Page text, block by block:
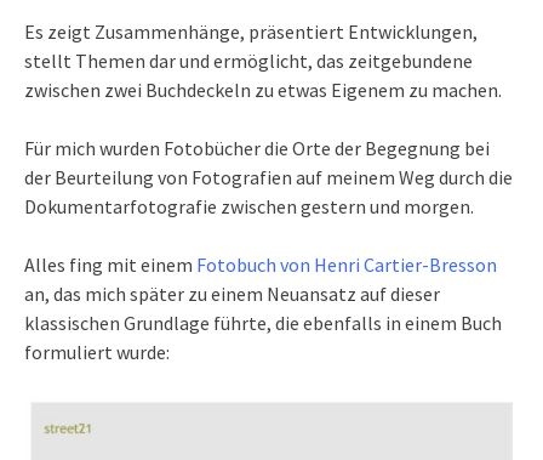
Es zeigt Zusammenhänge, präsentiert Entwicklungen,
stellt Themen dar und ermöglicht, das zeitgebundene
zwischen zwei Buchdeckeln zu etwas Eigenem zu machen.
Für mich wurden Fotobücher die Orte der Begegnung bei
der Beurteilung von Fotografien auf meinem Weg durch die
Dokumentarfotografie zwischen gestern und morgen.
Alles fing mit einem Fotobuch von Henri Cartier-Bresson
an, das mich später zu einem Neuansatz auf dieser
klassischen Grundlage führte, die ebenfalls in einem Buch
formuliert wurde: